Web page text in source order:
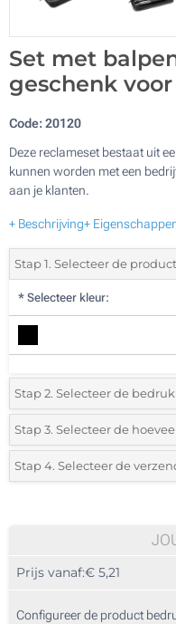
Set met
geschenk
Code:20120
Deze reclameset bestaat uit
kunnen worden met een
aan je klanten.
+ Beschrijving+
Stap 1. Selecteer de
* Selecteer kleur:
Stap 2. Selecteer de
*Selecteer de bedrukking en
1 Kleur (Naast de clip)
3 Kleuren (Naast de clip)
Stap 3. Selecteer de
*Selecteer uit de lijst of voeg
20
Stap 4. Selecteer de
Prijs vanaf:€ 5,21
Configureer de product